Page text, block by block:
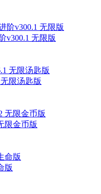
v300.1 无限版
限汤匙版
限金币版
版